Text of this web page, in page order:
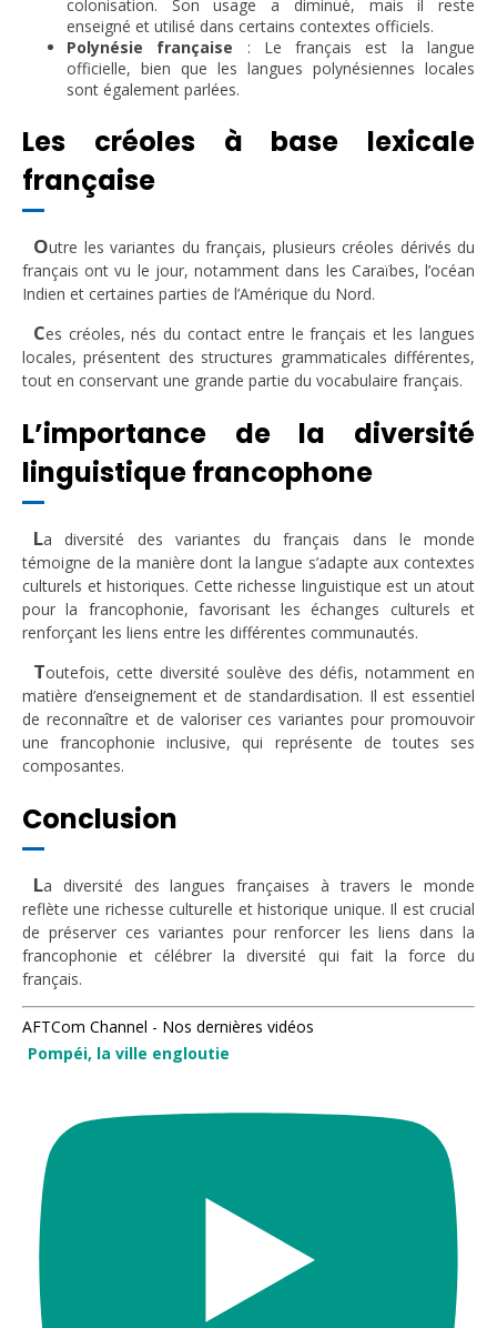
colonisation. Son usage a diminué, mais il reste
enseigné et utilisé dans certains contextes officiels.
Polynésie française : Le français est la langue
officielle, bien que les langues polynésiennes locales
sont également parlées.
Les créoles à base lexicale
française
Outre les variantes du français, plusieurs créoles dérivés du
français ont vu le jour, notamment dans les Caraïbes, l’océan
Indien et certaines parties de l’Amérique du Nord.
Ces créoles, nés du contact entre le français et les langues
locales, présentent des structures grammaticales différentes,
tout en conservant une grande partie du vocabulaire français.
L’importance de la diversité
linguistique francophone
La diversité des variantes du français dans le monde
témoigne de la manière dont la langue s’adapte aux contextes
culturels et historiques. Cette richesse linguistique est un atout
pour la francophonie, favorisant les échanges culturels et
renforçant les liens entre les différentes communautés.
Toutefois, cette diversité soulève des défis, notamment en
matière d’enseignement et de standardisation. Il est essentiel
de reconnaître et de valoriser ces variantes pour promouvoir
une francophonie inclusive, qui représente de toutes ses
composantes.
Conclusion
La diversité des langues françaises à travers le monde
reflète une richesse culturelle et historique unique. Il est crucial
de préserver ces variantes pour renforcer les liens dans la
francophonie et célébrer la diversité qui fait la force du
français.
AFTCom Channel - Nos dernières vidéos
Pompéi, la ville engloutie